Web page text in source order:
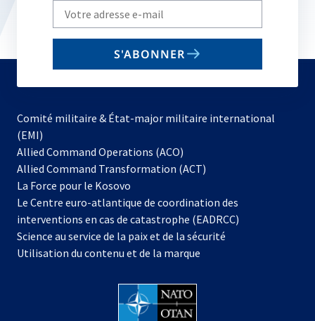
Write
your
email
S'ABONNER
Comité militaire & État-major militaire international
(EMI)
Allied Command Operations (ACO)
dans
nouvel
onglet
Allied Command Transformation (ACT)
La Force pour le Kosovo
dans
un
nouvel
onglet
Le Centre euro-atlantique de coordination des
interventions en cas de catastrophe (EADRCC)
Science au service de la paix et de la sécurité
Utilisation du contenu et de la marque